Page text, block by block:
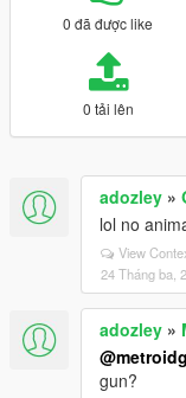
0 đã được like
0 tải lên
adozley »
lol no
View
24 Tháng ba,
adozley »
gun?